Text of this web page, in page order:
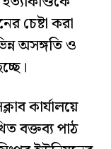
চেষ্টা করা
অসঙ্গতি ও
কার্যালয়ে
বক্তব্য পাঠ